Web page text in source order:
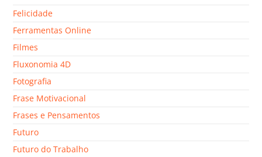
Felicidade
Ferramentas Online
Filmes
Fluxonomia 4D
Fotografia
Frase Motivacional
Frases e Pensamentos
Futuro
Futuro do Trabalho